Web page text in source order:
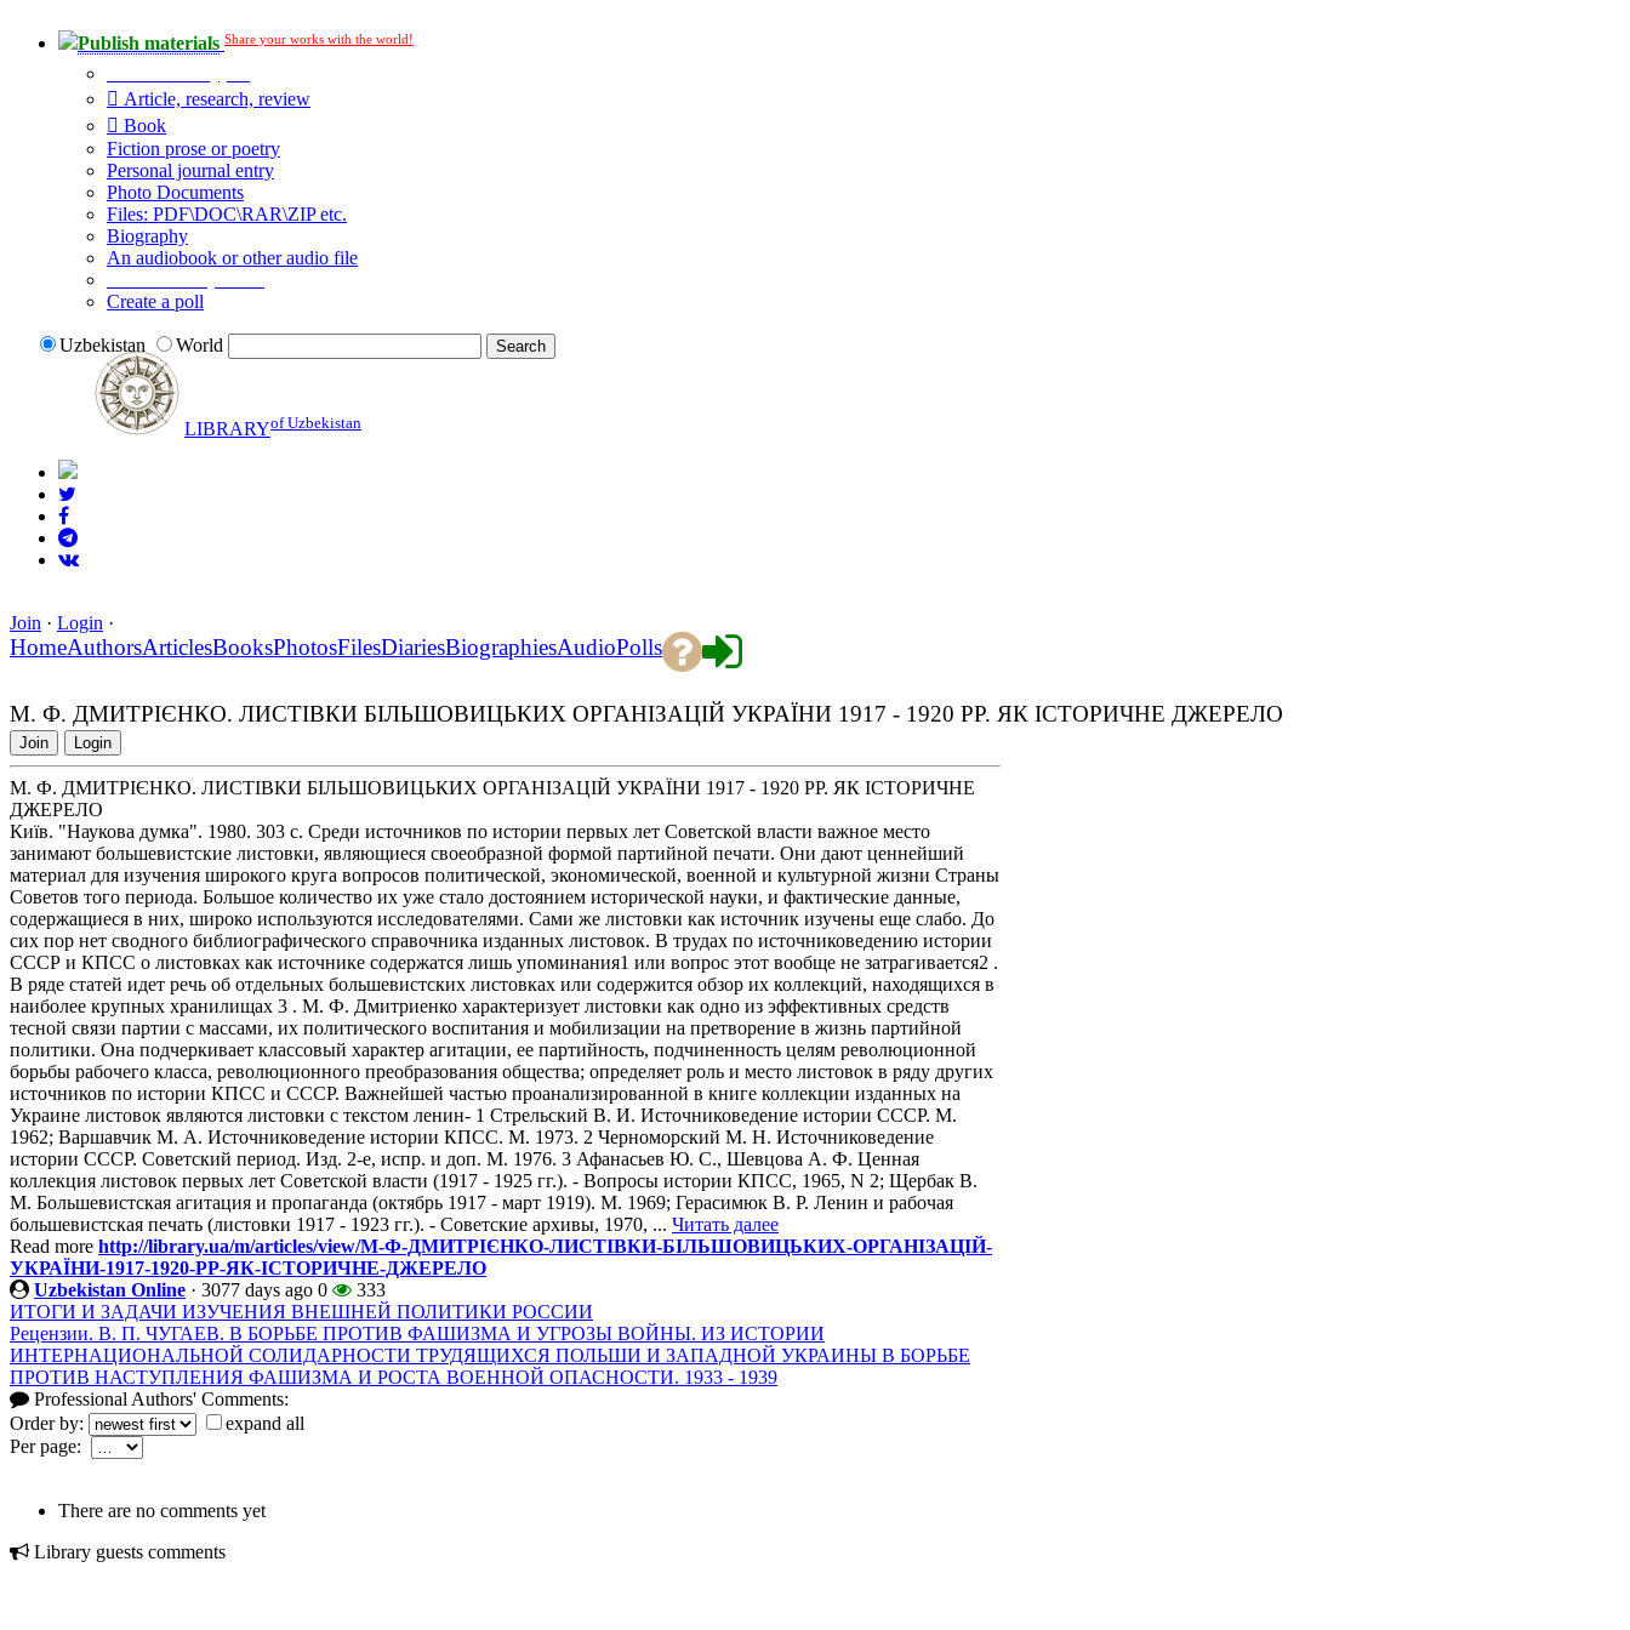
Publish materials Share your works with the world!
Article, research, review
Book
Fiction prose or poetry
Personal journal entry
Photo Documents
Files: PDF\DOC\RAR\ZIP etc.
Biography
An audiobook or other audio file
Create a poll
Uzbekistan World
LIBRARYof Uzbekistan
Join · Login ·
HomeAuthorsArticlesBooksPhotosFilesDiariesBiographiesAudioPolls
М. Ф. ДМИТРІЄНКО. ЛИСТІВКИ БІЛЬШОВИЦЬКИХ ОРГАНІЗАЦІЙ УКРАЇНИ 1917 - 1920 РР. ЯК ІСТОРИЧНЕ ДЖЕРЕЛО
Join Login
М. Ф. ДМИТРІЄНКО. ЛИСТІВКИ БІЛЬШОВИЦЬКИХ ОРГАНІЗАЦІЙ УКРАЇНИ 1917 - 1920 РР. ЯК ІСТОРИЧНЕ
ДЖЕРЕЛО
Київ. "Наукова думка". 1980. 303 с. Среди источников по истории первых лет Советской власти важное место
занимают большевистские листовки, являющиеся своеобразной формой партийной печати. Они дают ценнейший
материал для изучения широкого круга вопросов политической, экономической, военной и культурной жизни Страны
Советов того периода. Большое количество их уже стало достоянием исторической науки, и фактические данные,
содержащиеся в них, широко используются исследователями. Сами же листовки как источник изучены еще слабо. До
сих пор нет сводного библиографического справочника изданных листовок. В трудах по источниковедению истории
СССР и КПСС о листовках как источнике содержатся лишь упоминания1 или вопрос этот вообще не затрагивается2 .
В ряде статей идет речь об отдельных большевистских листовках или содержится обзор их коллекций, находящихся в
наиболее крупных хранилищах 3 . М. Ф. Дмитриенко характеризует листовки как одно из эффективных средств
тесной связи партии с массами, их политического воспитания и мобилизации на претворение в жизнь партийной
политики. Она подчеркивает классовый характер агитации, ее партийность, подчиненность целям революционной
борьбы рабочего класса, революционного преобразования общества; определяет роль и место листовок в ряду других
источников по истории КПСС и СССР. Важнейшей частью проанализированной в книге коллекции изданных на
Украине листовок являются листовки с текстом ленин- 1 Стрельский В. И. Источниковедение истории СССР. М.
1962; Варшавчик М. А. Источниковедение истории КПСС. М. 1973. 2 Черноморский М. Н. Источниковедение
истории СССР. Советский период. Изд. 2-е, испр. и доп. М. 1976. 3 Афанасьев Ю. С., Шевцова А. Ф. Ценная
коллекция листовок первых лет Советской власти (1917 - 1925 гг.). - Вопросы истории КПСС, 1965, N 2; Щербак В.
М. Большевистская агитация и пропаганда (октябрь 1917 - март 1919). М. 1969; Герасимюк В. Р. Ленин и рабочая
большевистская печать (листовки 1917 - 1923 гг.). - Советские архивы, 1970, ... Читать далее
Read more http://library.ua/m/articles/view/М-Ф-ДМИТРІЄНКО-ЛИСТІВКИ-БІЛЬШОВИЦЬКИХ-ОРГАНІЗАЦІЙ-
УКРАЇНИ-1917-1920-РР-ЯК-ІСТОРИЧНЕ-ДЖЕРЕЛО
Uzbekistan Online · 3077 days ago 0
333
ИТОГИ И ЗАДАЧИ ИЗУЧЕНИЯ ВНЕШНЕЙ ПОЛИТИКИ РОССИИ
Рецензии. В. П. ЧУГАЕВ. В БОРЬБЕ ПРОТИВ ФАШИЗМА И УГРОЗЫ ВОЙНЫ. ИЗ ИСТОРИИ
ИНТЕРНАЦИОНАЛЬНОЙ СОЛИДАРНОСТИ ТРУДЯЩИХСЯ ПОЛЬШИ И ЗАПАДНОЙ УКРАИНЫ В БОРЬБЕ
ПРОТИВ НАСТУПЛЕНИЯ ФАШИЗМА И РОСТА ВОЕННОЙ ОПАСНОСТИ. 1933 - 1939
Professional Authors' Comments:
Order by:
expand all
Per page:
There are no comments yet
Library guests comments